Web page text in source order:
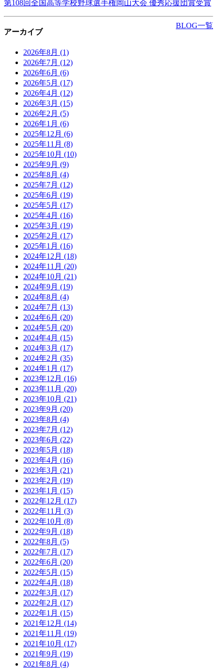
第108回全国高等学校野球選手権岡山大会 優秀応援団賞受賞
BLOG一覧
アーカイブ
2026年8月 (1)
2026年7月 (12)
2026年6月 (6)
2026年5月 (17)
2026年4月 (12)
2026年3月 (15)
2026年2月 (5)
2026年1月 (6)
2025年12月 (6)
2025年11月 (8)
2025年10月 (10)
2025年9月 (9)
2025年8月 (4)
2025年7月 (12)
2025年6月 (19)
2025年5月 (17)
2025年4月 (16)
2025年3月 (19)
2025年2月 (17)
2025年1月 (16)
2024年12月 (18)
2024年11月 (20)
2024年10月 (21)
2024年9月 (19)
2024年8月 (4)
2024年7月 (13)
2024年6月 (20)
2024年5月 (20)
2024年4月 (15)
2024年3月 (17)
2024年2月 (35)
2024年1月 (17)
2023年12月 (16)
2023年11月 (20)
2023年10月 (21)
2023年9月 (20)
2023年8月 (4)
2023年7月 (12)
2023年6月 (22)
2023年5月 (18)
2023年4月 (16)
2023年3月 (21)
2023年2月 (19)
2023年1月 (15)
2022年12月 (17)
2022年11月 (3)
2022年10月 (8)
2022年9月 (18)
2022年8月 (5)
2022年7月 (17)
2022年6月 (20)
2022年5月 (15)
2022年4月 (18)
2022年3月 (17)
2022年2月 (17)
2022年1月 (15)
2021年12月 (14)
2021年11月 (19)
2021年10月 (17)
2021年9月 (19)
2021年8月 (4)